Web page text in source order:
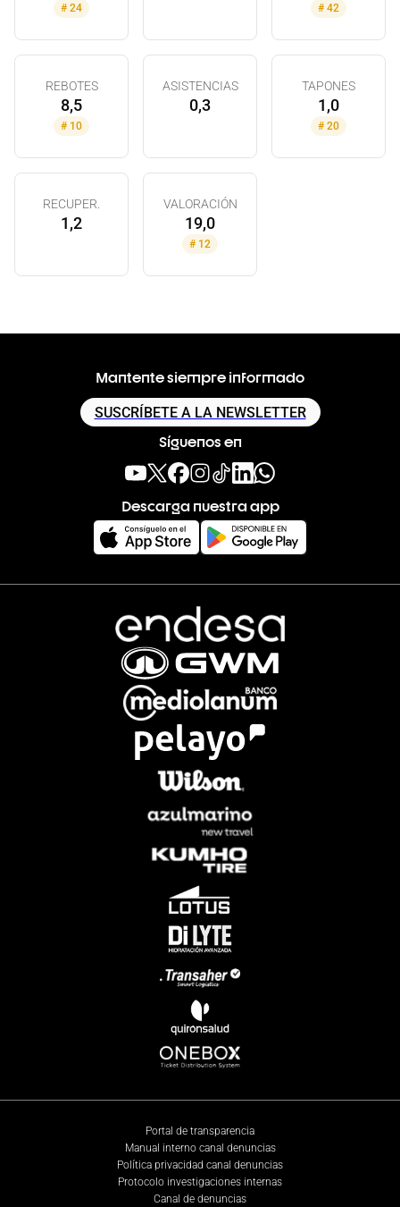
# 24 # 42
REBOTES
8,5
# 10
ASISTENCIAS
0,3
TAPONES
1,0
# 20
RECUPER.
1,2
VALORACIÓN
19,0
# 12
Mantente siempre informado
SUSCRÍBETE A LA NEWSLETTER
Síguenos en
Descarga nuestra app
Portal de transparencia
Manual interno canal denuncias
Política privacidad canal denuncias
Protocolo investigaciones internas
Canal de denuncias